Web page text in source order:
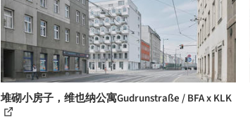
堆砌小房子，维也纳公寓Gudrunstraße / BFA x KLK